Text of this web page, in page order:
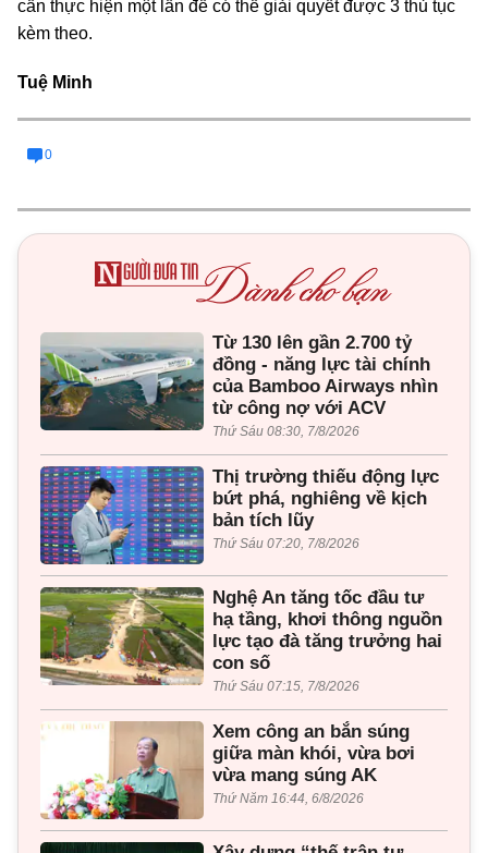
cần thực hiện một lần để có thể giải quyết được 3 thủ tục
kèm theo.
Tuệ Minh
0
Từ 130 lên gần 2.700 tỷ
đồng - năng lực tài chính
của Bamboo Airways nhìn
từ công nợ với ACV
Thứ Sáu 08:30, 7/8/2026
Thị trường thiếu động lực
bứt phá, nghiêng về kịch
bản tích lũy
Thứ Sáu 07:20, 7/8/2026
Nghệ An tăng tốc đầu tư
hạ tầng, khơi thông nguồn
lực tạo đà tăng trưởng hai
con số
Thứ Sáu 07:15, 7/8/2026
Xem công an bắn súng
giữa màn khói, vừa bơi
vừa mang súng AK
Thứ Năm 16:44, 6/8/2026